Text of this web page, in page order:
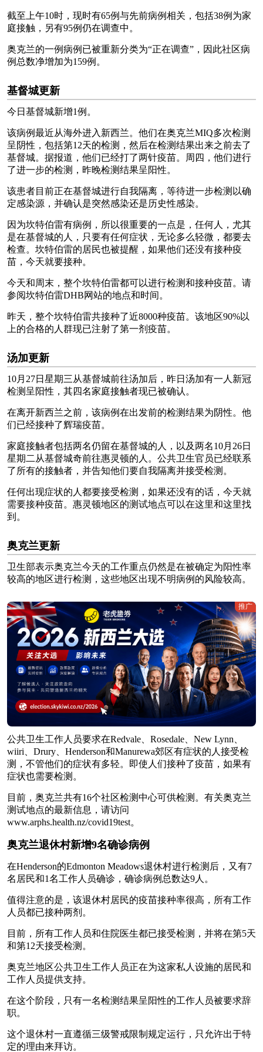
截至上午10时，现时有65例与先前病例相关，包括38例为家
庭接触，另有95例仍在调查中。
奥克兰的一例病例已被重新分类为“正在调查”，因此社区病
例总数净增加为159例。
基督城更新
今日基督城新增1例。
该病例最近从海外进入新西兰。他们在奥克兰MIQ多次检测
呈阴性，包括第12天的检测，然后在检测结果出来之前去了
基督城。据报道，他们已经打了两针疫苗。周四，他们进行
了进一步的检测，昨晚检测结果呈阳性。
该患者目前正在基督城进行自我隔离，等待进一步检测以确
定感染源，并确认是突然感染还是历史性感染。
因为坎特伯雷有病例，所以很重要的一点是，任何人，尤其
是在基督城的人，只要有任何症状，无论多么轻微，都要去
检查。坎特伯雷的居民也被提醒，如果他们还没有接种疫
苗，今天就要接种。
今天和周末，整个坎特伯雷都可以进行检测和接种疫苗。请
参阅坎特伯雷DHB网站的地点和时间。
昨天，整个坎特伯雷共接种了近8000种疫苗。该地区90%以
上的合格的人群现已注射了第一剂疫苗。
汤加更新
10月27日星期三从基督城前往汤加后，昨日汤加有一人新冠
检测呈阳性，其四名家庭接触者现已被确认。
在离开新西兰之前，该病例在出发前的检测结果为阴性。他
们已经接种了辉瑞疫苗。
家庭接触者包括两名仍留在基督城的人，以及两名10月26日
星期二从基督城奇前往惠灵顿的人。公共卫生官员已经联系
了所有的接触者，并告知他们要自我隔离并接受检测。
任何出现症状的人都要接受检测，如果还没有的话，今天就
需要接种疫苗。惠灵顿地区的测试地点可以在这里和这里找
到。
奥克兰更新
卫生部表示奥克兰今天的工作重点仍然是在被确定为阳性率
较高的地区进行检测，这些地区出现不明病例的风险较高。
推广
公共卫生工作人员要求在Redvale、Rosedale、New Lynn、
wiiri、Drury、Henderson和Manurewa郊区有症状的人接受检
测，不管他们的症状有多轻。即使人们接种了疫苗，如果有
症状也需要检测。
目前，奥克兰共有16个社区检测中心可供检测。有关奥克兰
测试地点的最新信息，请访问
www.arphs.health.nz/covid19test。
奥克兰退休村新增9名确诊病例
在Henderson的Edmonton Meadows退休村进行检测后，又有7
名居民和1名工作人员确诊，确诊病例总数达9人。
值得注意的是，该退休村居民的疫苗接种率很高，所有工作
人员都已接种两剂。
目前，所有工作人员和住院医生都已接受检测，并将在第5天
和第12天接受检测。
奥克兰地区公共卫生工作人员正在为这家私人设施的居民和
工作人员提供支持。
在这个阶段，只有一名检测结果呈阳性的工作人员被要求辞
职。
这个退休村一直遵循三级警戒限制规定运行，只允许出于特
定的理由来拜访。